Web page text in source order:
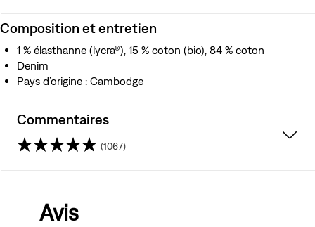
Composition et entretien
1 % élasthanne (lycra®), 15 % coton (bio), 84 % coton
Denim
Pays d’origine : Cambodge
Commentaires
(1067)
Avis